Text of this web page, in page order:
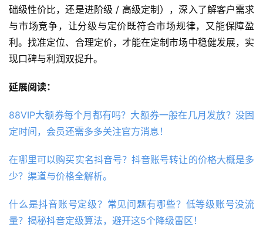
础级性价比，还是进阶级 / 高级定制），深入了解客户需求
与市场竞争，让分级与定价既符合市场规律，又能保障盈
利。找准定位、合理定价，才能在定制市场中稳健发展，实
现口碑与利润双提升。
延展阅读：
88VIP大额券每个月都有吗？大额券一般在几月发放？没固
定时间，会员还需多多关注官方消息！
在哪里可以购买实名抖音号？抖音账号转让的价格大概是多
少？渠道与价格全解析。
什么是抖音账号定级？常见问题有哪些？低等级账号没流
量？揭秘抖音定级算法，避开这5个降级雷区！